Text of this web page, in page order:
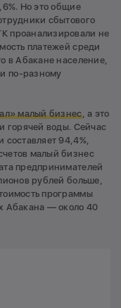
Но это общие
сбытового
проанализировали не
платежей среди
в Абакане население,
по-разному
малый бизнес, а это
горячей воды. Сейчас
составляет 94,4%,
малый бизнес
предпринимателей
рублей больше,
программы
Абакана — около 40